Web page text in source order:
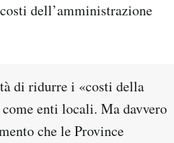
dell’amministrazione
di ridurre i «costi della
enti locali. Ma davvero
che le Province